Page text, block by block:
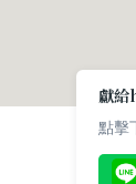
獻
點擊